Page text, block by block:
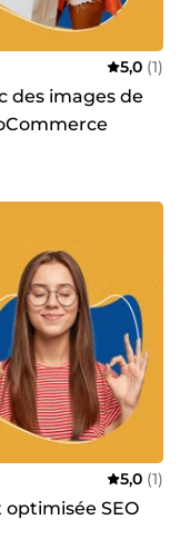
5,0 (1)
des images de
5,0 (1)
SEO